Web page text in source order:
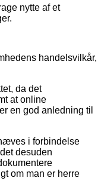
nytte af et
handelsvilkår,
da det
at online
en god anledning til
i forbindelse
desuden
om man er herre